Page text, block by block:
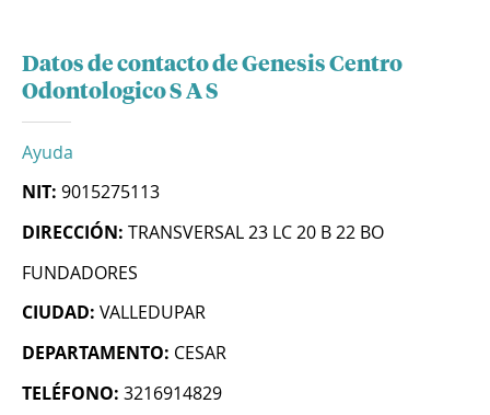
Datos de contacto de Genesis Centro
Odontologico S A S
Ayuda
NIT: 9015275113
DIRECCIÓN: TRANSVERSAL 23 LC 20 B 22 BO
FUNDADORES
CIUDAD: VALLEDUPAR
DEPARTAMENTO: CESAR
TELÉFONO: 3216914829